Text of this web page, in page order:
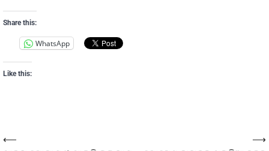
Share this:
WhatsApp
Like this:
⟵
⟶